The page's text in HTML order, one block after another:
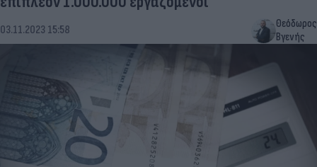
03.11.2023 15:58
Θεόδωρος
Βγενής